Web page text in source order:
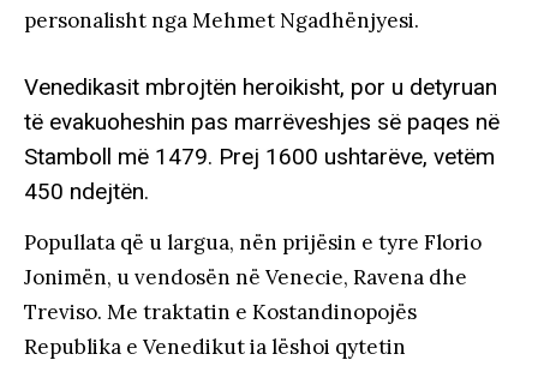
personalisht nga Mehmet Ngadhënjyesi.
Venedikasit mbrojtën heroikisht, por u detyruan
të evakuoheshin pas marrëveshjes së paqes në
Stamboll më 1479. Prej 1600 ushtarëve, vetëm
450 ndejtën.
Popullata që u largua, nën prijësin e tyre Florio
Jonimën, u vendosën në Venecie, Ravena dhe
Treviso. Me traktatin e Kostandinopojës
Republika e Venedikut ia lëshoi qytetin